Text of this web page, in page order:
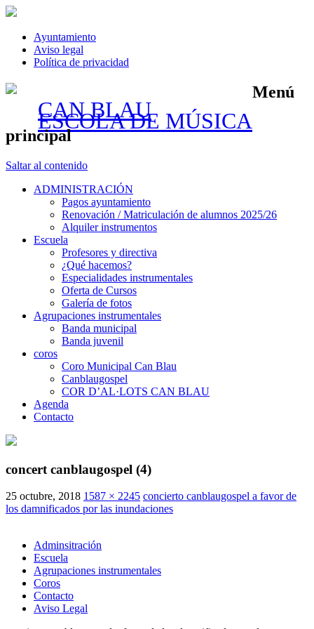
Ayuntamiento
Aviso legal
Política de privacidad
CAN BLAU
ESCOLA DE MÚSICA
Menú
principal
Saltar al contenido
ADMINISTRACIÓN
Pagos ayuntamiento
Renovación / Matriculación de alumnos 2025/26
Alquiler instrumentos
Escuela
Profesores y directiva
¿Qué hacemos?
Especialidades instrumentales
Oferta de Cursos
Galería de fotos
Agrupaciones instrumentales
Banda municipal
Banda juvenil
coros
Coro Municipal Can Blau
Canblaugospel
COR D’AL·LOTS CAN BLAU
Agenda
Contacto
concert canblaugospel (4)
25 octubre, 2018 1587 × 2245 concierto canblaugospel a favor de
los damnificados por las inundaciones
Adminsitración
Escuela
Agrupaciones instrumentales
Coros
Contacto
Aviso Legal